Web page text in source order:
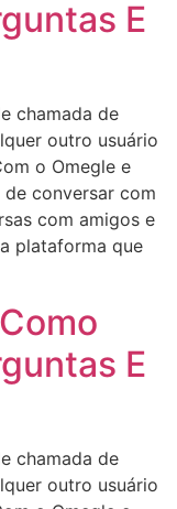
E
chamada de
outro usuário
o Omegle e
conversar com
com amigos e
plataforma que
E
chamada de
outro usuário